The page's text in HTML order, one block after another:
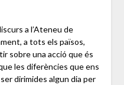
a l’Ateneu de
a tots els països,
sobre una acció que és
les diferències que ens
dirimides algun dia per